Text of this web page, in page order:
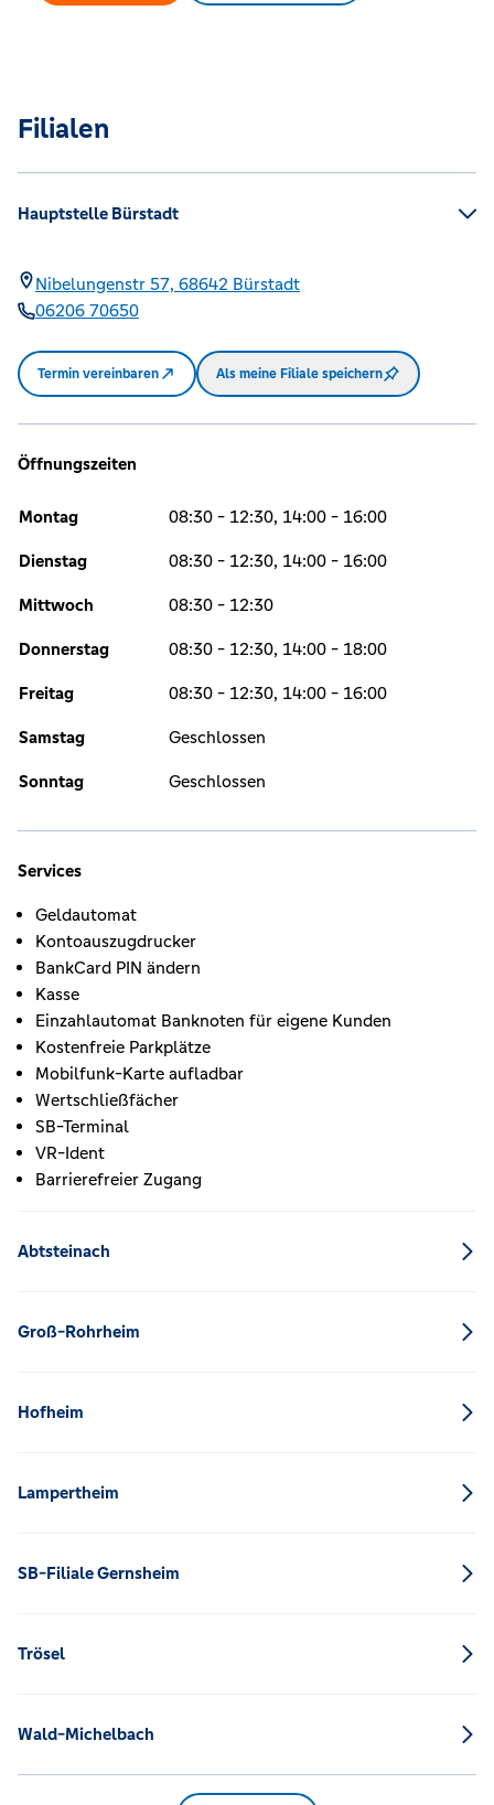
Filialen
Hauptstelle Bürstadt
Nibelungenstr 57, 68642 Bürstadt
06206 70650
Termin vereinbaren Als meine Filiale speichern
Öffnungszeiten
Montag 08:30 - 12:30, 14:00 - 16:00
Dienstag 08:30 - 12:30, 14:00 - 16:00
Mittwoch 08:30 - 12:30
Donnerstag 08:30 - 12:30, 14:00 - 18:00
Freitag 08:30 - 12:30, 14:00 - 16:00
Samstag Geschlossen
Sonntag Geschlossen
Services
Geldautomat
Kontoauszugdrucker
BankCard PIN ändern
Kasse
Einzahlautomat Banknoten für eigene Kunden
Kostenfreie Parkplätze
Mobilfunk-Karte aufladbar
Wertschließfächer
SB-Terminal
VR-Ident
Barrierefreier Zugang
Abtsteinach
Groß-Rohrheim
Hofheim
Lampertheim
SB-Filiale Gernsheim
Trösel
Wald-Michelbach